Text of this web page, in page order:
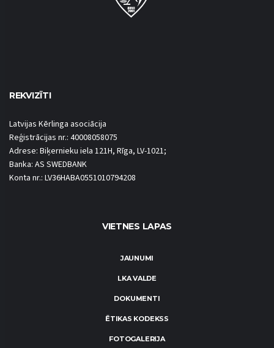
REKVIZĪTI
Latvijas Kērlinga asociācija
Reģistrācijas nr.: 40008058075
Adrese: Biķernieku iela 121H, Rīga, LV-1021;
Banka: AS SWEDBANK
Konta nr.: LV36HABA0551010794208
VIETNES LAPAS
JAUNUMI
LKA VALDE
DOKUMENTI
ĒTIKAS KODEKSS
FOTOGALERIJA